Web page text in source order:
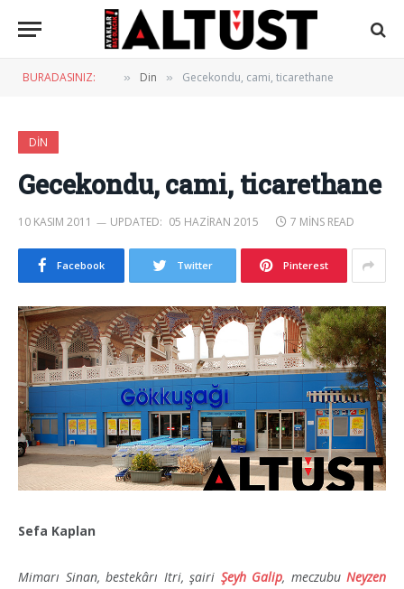
BURADASINIZ: » Din » Gecekondu, cami, ticarethane
DIN
Gecekondu, cami, ticarethane
10 KASIM 2011 UPDATED: 05 HAZIRAN 2015 7 MINS READ
Facebook Twitter Pinterest
Sefa Kaplan
Mimarı Sinan, bestekârı Itri, şairi Şeyh Galip, meczubu Neyzen